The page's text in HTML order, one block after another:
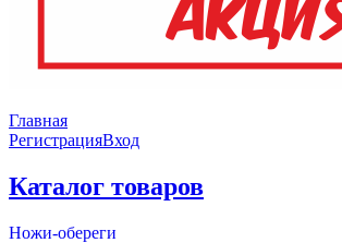
Главная
РегистрацияВход
Каталог товаров
Ножи-обереги